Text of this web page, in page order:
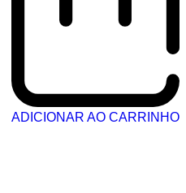
ADICIONAR AO CARRINHO